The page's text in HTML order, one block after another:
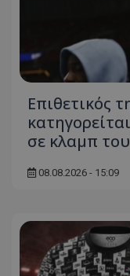
Επιθετικός
σε κλαμπ
08.08.2026 - 15:09